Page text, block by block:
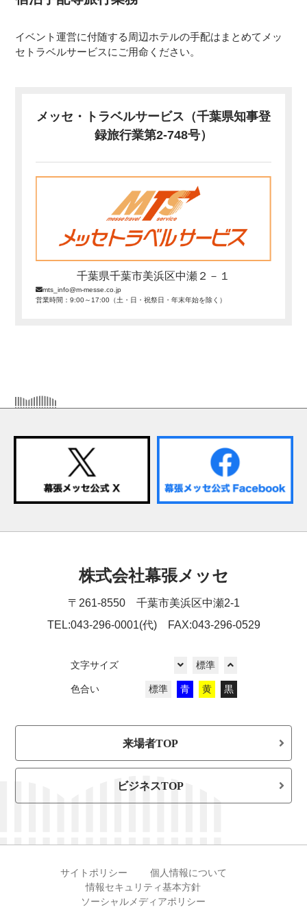
イベント運営に付随する周辺ホテルの手配はまとめてメッ
セトラベルサービスにご用命ください。
メッセ・トラベルサービス（千葉県知事登
録旅行業第2-748号）
千葉県千葉市美浜区中瀬２－１
mts_info@m-messe.co.jp
営業時間：9:00～17:00（土・日・祝祭日・年末年始を除く）
株式会社幕張メッセ
〒261-8550 千葉市美浜区中瀬2-1
TEL:043-296-0001(代) FAX:043-296-0529
文字サイズ 標準
色合い 標準 青 黄 黒
来場者TOP
ビジネスTOP
サイトポリシー
個人情報について
情報セキュリティ基本方針
ソーシャルメディアポリシー